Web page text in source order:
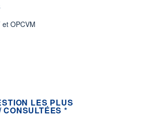
OPCVM
LES PLUS
*